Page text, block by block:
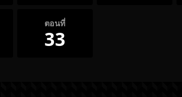
ตอนที่
33